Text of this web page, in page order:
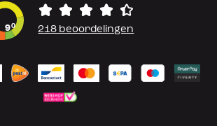
90 218 beoordelingen